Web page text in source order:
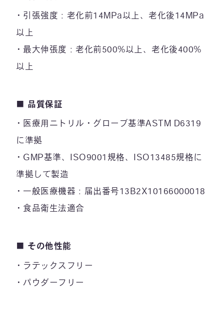
引張強度：老化前14MPa以上、老化後14MPa
以上
最大伸張度：老化前500%以上、老化後400%
以上
品質保証
医療用ニトリル・グローブ基準ASTM D6319
に準拠
GMP基準、ISO9001規格、ISO13485規格に
準拠して製造
一般医療機器：届出番号13B2X10166000018
食品衛生法適合
その他性能
ラテックスフリー
パウダーフリー